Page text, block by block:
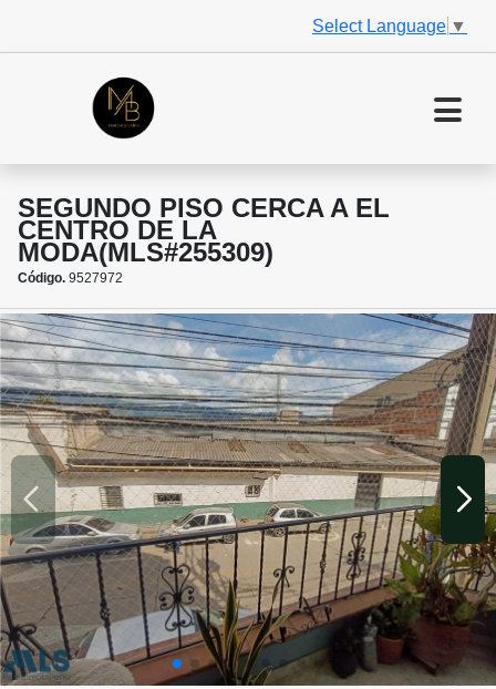
Select Language ▼
SEGUNDO PISO CERCA A EL
CENTRO DE LA
MODA(MLS#255309)
Código. 9527972